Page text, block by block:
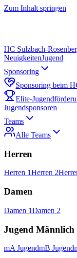
Zum Inhalt springen
HC Sulzbach-
NeuigkeitenJugend
Sponsoring
Sponsoring beim
Elite-
Jugendsponsoren
Teams
Alle Teams
Herren
Herren 1Herren 2
Damen
Damen 1Damen 2
Jugend Männlich
mA JugendmB Jugend